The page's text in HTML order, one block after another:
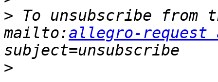
> To unsubscribe
mailto:allegro-
>